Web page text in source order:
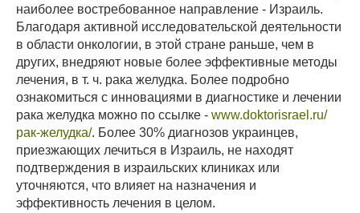
наиболее востребованное направление - Израиль.
Благодаря активной исследовательской деятельности
в области онкологии, в этой стране раньше, чем в
других, внедряют новые более эффективные методы
лечения, в т. ч. рака желудка. Более подробно
ознакомиться с инновациями в диагностике и лечении
рака желудка можно по ссылке - www.doktorisrael.ru/
рак-желудка/. Более 30% диагнозов украинцев,
приезжающих лечиться в Израиль, не находят
подтверждения в израильских клиниках или
уточняются, что влияет на назначения и
эффективность лечения в целом.